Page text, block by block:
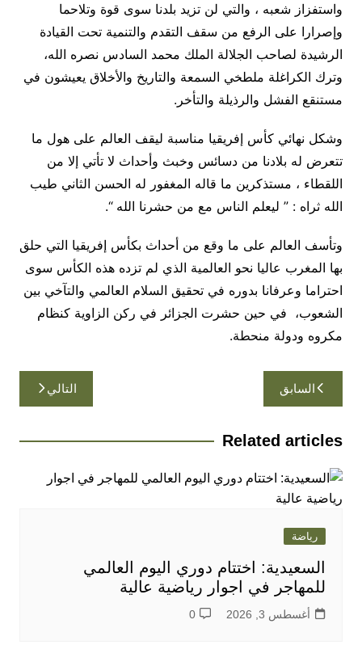
واستفزاز شعبه ، والتي لن تزيد بلدنا سوى قوة وتلاحما
وإصرارا على الرفع من سقف التقدم والتنمية تحت القيادة
الرشيدة لصاحب الجلالة الملك محمد السادس نصره الله،
وترك الكراغلة ملطخي السمعة والتاريخ والأخلاق يعيشون في
مستنقع الفشل والرذيلة والتأخر.
وشكل نهائي كأس إفريقيا مناسبة ليقف العالم على هول ما
تتعرض له بلادنا من دسائس وخبث وأحداث لا تأتي إلا من
اللقطاء ، مستذكرين ما قاله المغفور له الحسن الثاني طيب
الله ثراه : ” ليعلم الناس مع من حشرنا الله “.
وتأسف العالم على ما وقع من أحداث بكأس إفريقيا التي حلق
بها المغرب عاليا نحو العالمية الذي لم تزده هذه الكأس سوى
احتراما وعرفانا بدوره في تحقيق السلام العالمي والتآخي بين
الشعوب، في حين حشرت الجزائر في ركن الزاوية كنظام
مكروه ودولة منحطة.
تصفّح
المقالات
السابق التالي
Related articles
رياضة
السعيدية: اختتام دوري اليوم العالمي
للمهاجر في اجوار رياضية عالية
أغسطس 3, 2026 0